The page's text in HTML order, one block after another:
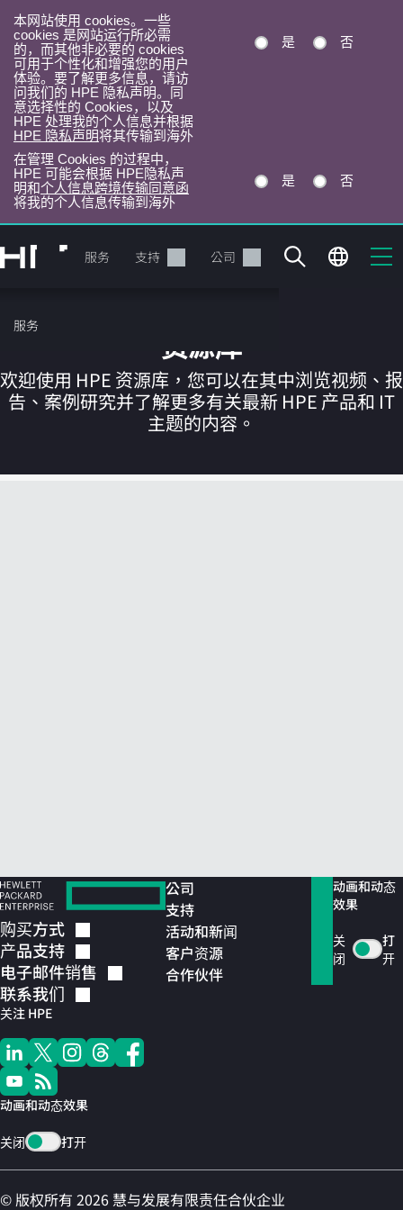
本网站使用 cookies。一些
cookies 是网站运行所必需
的，而其他非必要的 cookies
可用于个性化和增强您的用户
体验。要了解更多信息，请访
问我们的 HPE 隐私声明。同
意选择性的 Cookies，以及
HPE 处理我的个人信息并根据
HPE 隐私声明将其传输到海外
是 否
在管理 Cookies 的过程中，
HPE 可能会根据 HPE隐私声
明和个人信息跨境传输同意函
将我的个人信息传输到海外
是 否
转
到
目
录
产品 服务 支持 公司
服务
您的购物车目前是空的
资源库
欢迎使用 HPE 资源库，您可以在其中浏览视频、报
告、案例研究并了解更多有关最新 HPE 产品和 IT
主题的内容。
购买方式
产品支持
电子邮件销售
联系我们
关注 HPE
动画和动态效果
关闭 打开
公司
支持
活动和新闻
客户资源
合作伙伴
动画和动态
效果
关
闭
打
开
© 版权所有 2026 慧与发展有限责任合伙企业